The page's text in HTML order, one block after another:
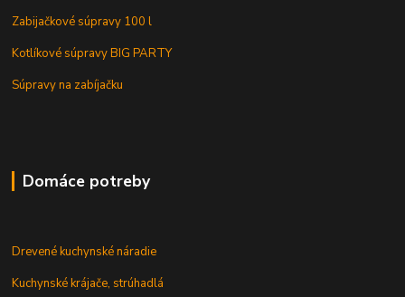
Zabijačkové súpravy 100 l
Kotlíkové súpravy BIG PARTY
Súpravy na zabíjačku
Domáce potreby
Drevené kuchynské náradie
Kuchynské krájače, strúhadlá